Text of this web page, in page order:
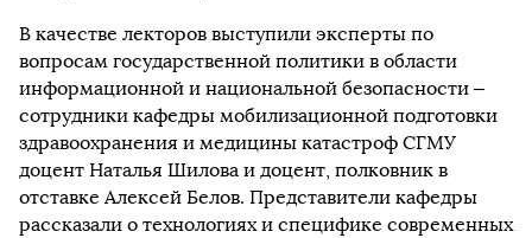
В качестве лекторов выступили эксперты по
вопросам государственной политики в области
информационной и национальной безопасности –
сотрудники кафедры мобилизационной подготовки
здравоохранения и медицины катастроф СГМУ
доцент Наталья Шилова и доцент, полковник в
отставке Алексей Белов. Представители кафедры
рассказали о технологиях и специфике современных